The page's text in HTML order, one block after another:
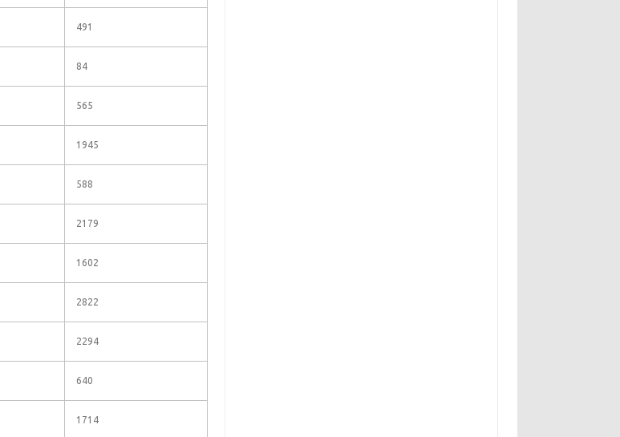
491
84
565
1945
588
2179
1602
2822
2294
640
1714